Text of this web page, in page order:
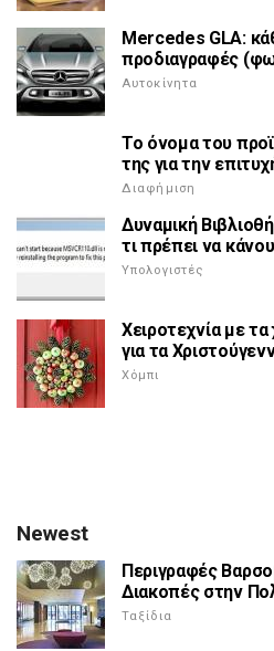
Mercedes GLA:
προδιαγραφές
Αυτοκίνητα
Το όνομα του
της για την
Διαφήμιση
Δυναμική
τι πρέπει να
Υπολογιστές
Χειροτεχνία με
για τα
Χόμπι
Newest
Περιγραφές
Διακοπές στην
Ταξίδια